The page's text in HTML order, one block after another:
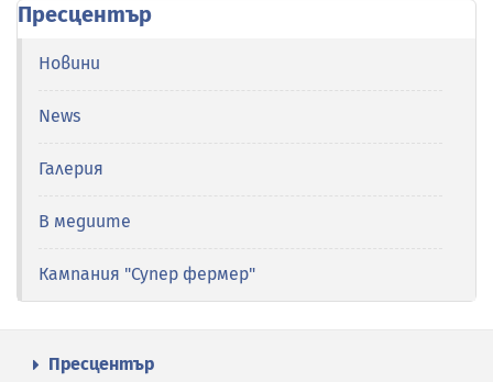
Пресцентър
Новини
News
Галерия
В медиите
Кампания "Супер фермер"
Пресцентър